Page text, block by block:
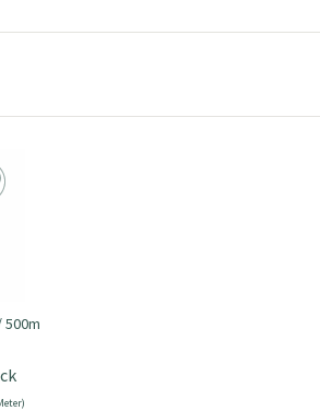
500m